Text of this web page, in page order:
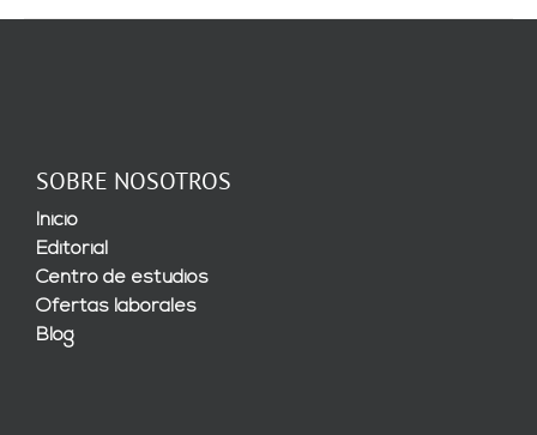
SOBRE NOSOTROS
Inicio
Editorial
Centro de estudios
Ofertas laborales
Blog